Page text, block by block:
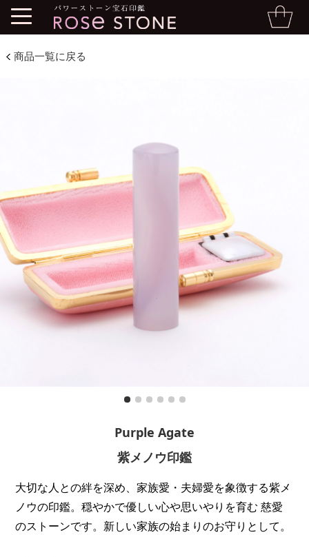
商品一覧に戻る
Purple Agate
紫メノウ印鑑
大切な人との絆を深め、家族愛・夫婦愛を象徴する紫メ
ノウの印鑑。穏やかで優しい心や思いやりを育む 慈愛
のストーンです。新しい家族の始まりのお守りとして。